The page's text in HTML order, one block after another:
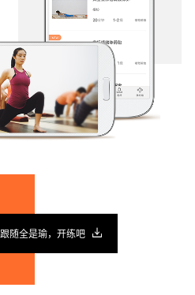
跟随全是瑜，开练吧